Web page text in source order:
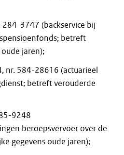
3747 (backservice bij
betreft
jaren);
nr. 584-28616 (actuarieel
betreft verouderde
9248
beroepsvervoer over de
gegevens oude jaren);